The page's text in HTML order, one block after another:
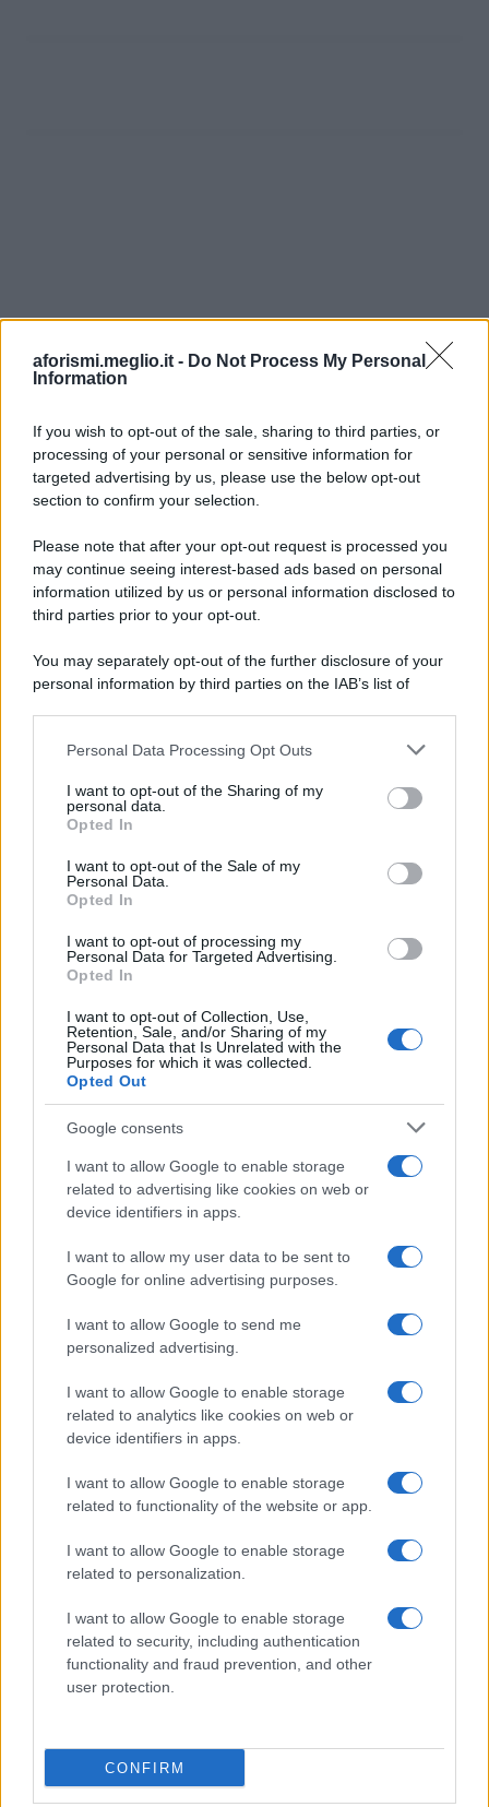
aforismi.meglio.it - Do Not Process My Personal
Information
If you wish to opt-out of the sale, sharing to third parties, or
processing of your personal or sensitive information for
targeted advertising by us, please use the below opt-out
section to confirm your selection.
Please note that after your opt-out request is processed you
may continue seeing interest-based ads based on personal
information utilized by us or personal information disclosed to
third parties prior to your opt-out.
You may separately opt-out of the further disclosure of your
personal information by third parties on the IAB’s list of
This information may also be disclosed by us to third parties
disclose it to other third parties.
Please note that this website/app uses one or more Google
services and may gather and store information including but
not limited to your visit or usage behaviour. You may click to
grant or deny consent to Google and its third-party tags to
consent section.
Personal Data Processing Opt Outs
I want to opt-out of the Sharing of my
personal data.
Opted In
I want to opt-out of the Sale of my
Personal Data.
Opted In
I want to opt-out of processing my
Personal Data for Targeted Advertising.
Opted In
I want to opt-out of Collection, Use,
Retention, Sale, and/or Sharing of my
Personal Data that Is Unrelated with the
Purposes for which it was collected.
Opted Out
Google consents
I want to allow Google to enable storage
related to advertising like cookies on web or
device identifiers in apps.
I want to allow my user data to be sent to
Google for online advertising purposes.
I want to allow Google to send me
personalized advertising.
I want to allow Google to enable storage
related to analytics like cookies on web or
device identifiers in apps.
I want to allow Google to enable storage
related to functionality of the website or app.
I want to allow Google to enable storage
related to personalization.
I want to allow Google to enable storage
related to security, including authentication
functionality and fraud prevention, and other
user protection.
CONFIRM
Ricevi LE FRASI PIÙ BELLE via e-mail
E-mail
FRASI
Frasi celebri
Frasi da condividere
Poesie
FILM
Frasi dei film
Frasi film più lette
Incipit dei film
Film più cercati
Frasi sul cinema
SERVIZI
Mappa del sito
Cookie Policy
Frasi suddivise per tema
Indice degli autori
Aforismi .meglio.it è l'archivio web dedicato a frasi,
aforismi e citazioni più grande del web (137.890 frasi in
database) • ©2005-2025 • La riproduzione dei testi è
il sito ricava una commissione sugli acquisti idonei. •
Contatti